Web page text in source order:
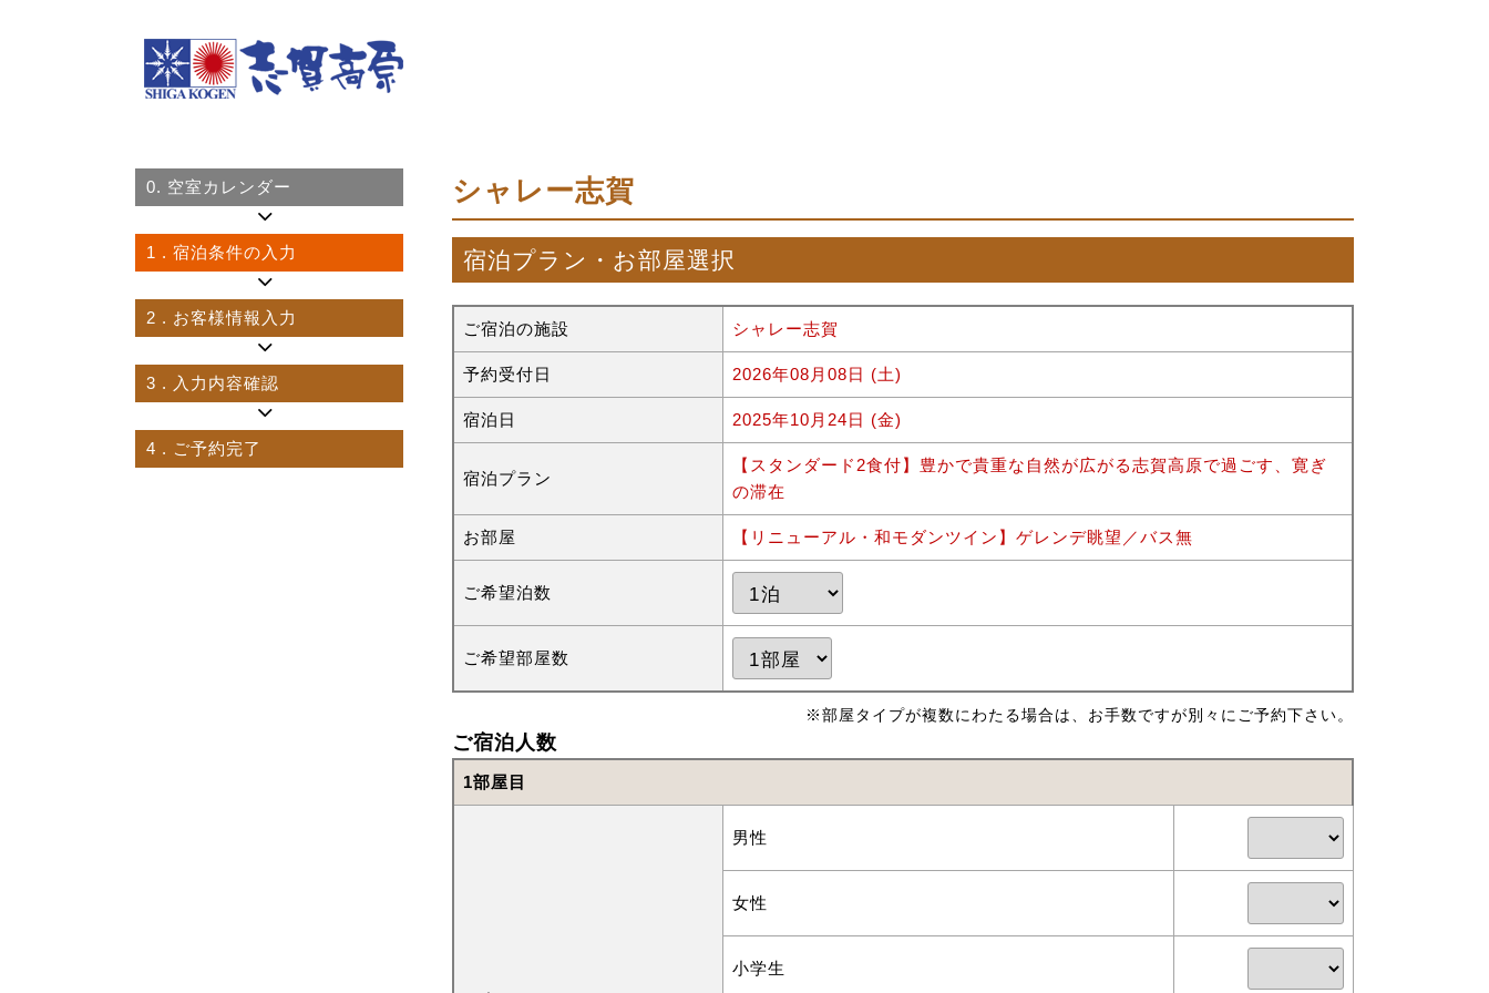
0. 空室カレンダー
1 . 宿泊条件の入力
2 . お客様情報入力
3 . 入力内容確認
4 . ご予約完了
シャレー志賀
宿泊プラン・お部屋選択
ご宿泊の施設 シャレー志賀
予約受付日 2026年08月08日 (土)
宿泊日 2025年10月24日 (金)
宿泊プラン
【スタンダード2食付】豊かで貴重な自然が広がる志賀高原で過ごす、寛ぎ
の滞在
お部屋 【リニューアル・和モダンツイン】ゲレンデ眺望／バス無
ご希望泊数
ご希望部屋数
※部屋タイプが複数にわたる場合は、お手数ですが別々にご予約下さい。
ご宿泊人数
1部屋目
男性
女性
小学生